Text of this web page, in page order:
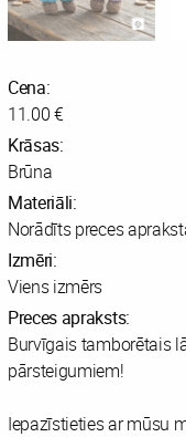
Cena:
11.00 €
Krāsas:
Brūna
Materiāli:
Norādīts preces
Izmēri:
Viens izmērs
Preces apraksts:
Burvīgais tamborētais
pārsteigumiem!
Iepazīstieties ar mūsu